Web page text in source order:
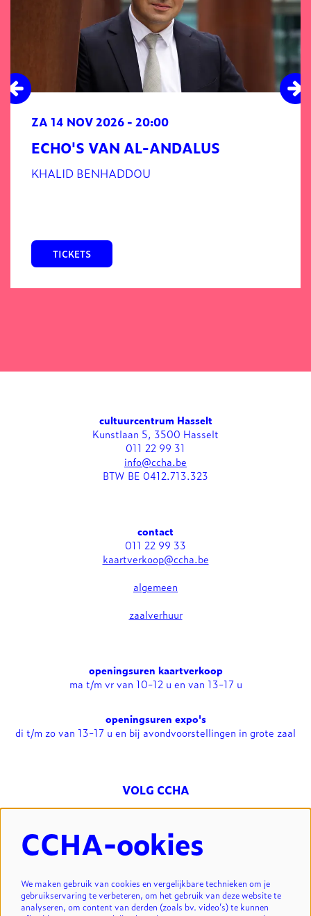
ECHO'S VAN AL-ANDALUS
KHALID BENHADDOU
ZA 14 NOV 2026 - 20:00
TICKETS
cultuurcentrum Hasselt
Kunstlaan 5, 3500 Hasselt
011 22 99 31
info@ccha.be
BTW BE 0412.713.323
contact
011 22 99 33
kaartverkoop@ccha.be
algemeen
zaalverhuur
openingsuren kaartverkoop
ma t/m vr van 10-12 u en van 13-17 u
openingsuren expo's
di t/m zo van 13-17 u en bij avondvoorstellingen in grote zaal
VOLG CCHA
INSCHRIJVEN
CCHA-ookies
We maken gebruik van cookies en vergelijkbare technieken om je
gebruikservaring te verbeteren, om het gebruik van deze website te
analyseren, om content van derden (zoals bv. video’s) te kunnen